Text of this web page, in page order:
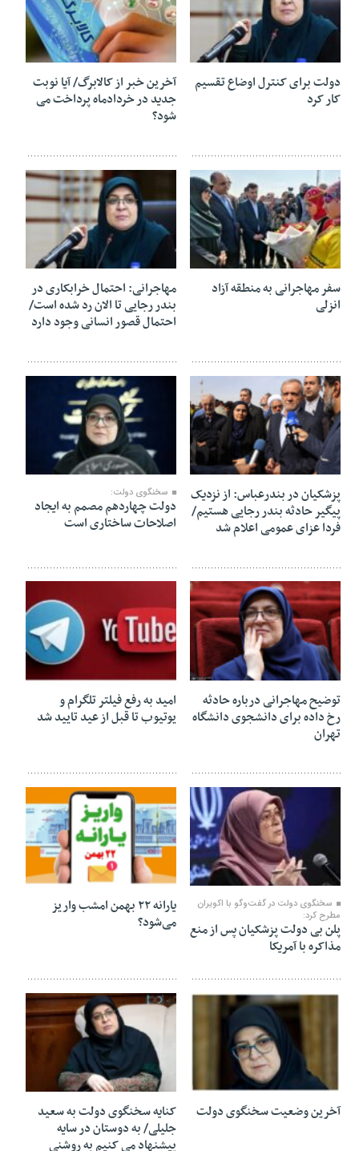
دولت برای کنترل اوضاع تقسیم
کار کرد
16 خرداد 1404
آخرین خبر از کالابرگ/ آیا نوبت
جدید در خردادماه پرداخت می
شود؟
22 اردیبهشت 1404
سفر مهاجرانی به منطقه آزاد
انزلی
مهاجرانی: احتمال خرابکاری در
بندر رجایی تا الان رد شده است/
احتمال قصور انسانی وجود دارد
08 اردیبهشت 1404
پزشکیان در بندرعباس: از نزدیک
پیگیر حادثه بندر رجایی هستیم/
فردا عزای عمومی اعلام شد
07 فروردین 1404
سخنگوی دولت:
دولت چهاردهم مصمم به ایجاد
اصلاحات ساختاری است
26 بهمن 1403
توضیح مهاجرانی درباره حادثه
رخ داده برای دانشجوی دانشگاه
تهران
امید به رفع فیلتر تلگرام و
یوتیوب تا قبل از عید تایید شد
سخنگوی دولت در گفت‌وگو با اکویران
مطرح کرد:
پلن بی دولت پزشکیان پس از منع
مذاکره با آمریکا
21 بهمن 1403
یارانه ۲۲ بهمن امشب واریز
می‌شود؟
02 بهمن 1403
آخرین وضعیت سخنگوی دولت
21 آذر 1403
کنایه سخنگوی دولت به سعید
جلیلی/ به دوستان در سایه
پیشنهاد می کنیم به روشنی